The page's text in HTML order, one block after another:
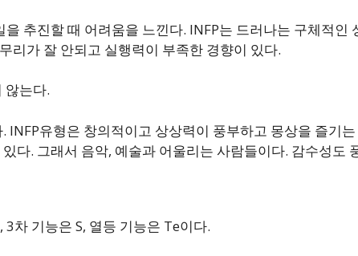
추진할 때 어려움을 느낀다. INFP는 드러나는 구체적인
리가 잘 안되고 실행력이 부족한 경향이 있다.
않는다.
INFP유형은 창의적이고 상상력이 풍부하고 몽상을 즐기
다. 그래서 음악, 예술과 어울리는 사람들이다. 감수성도
차 기능은 S, 열등 기능은 Te이다.